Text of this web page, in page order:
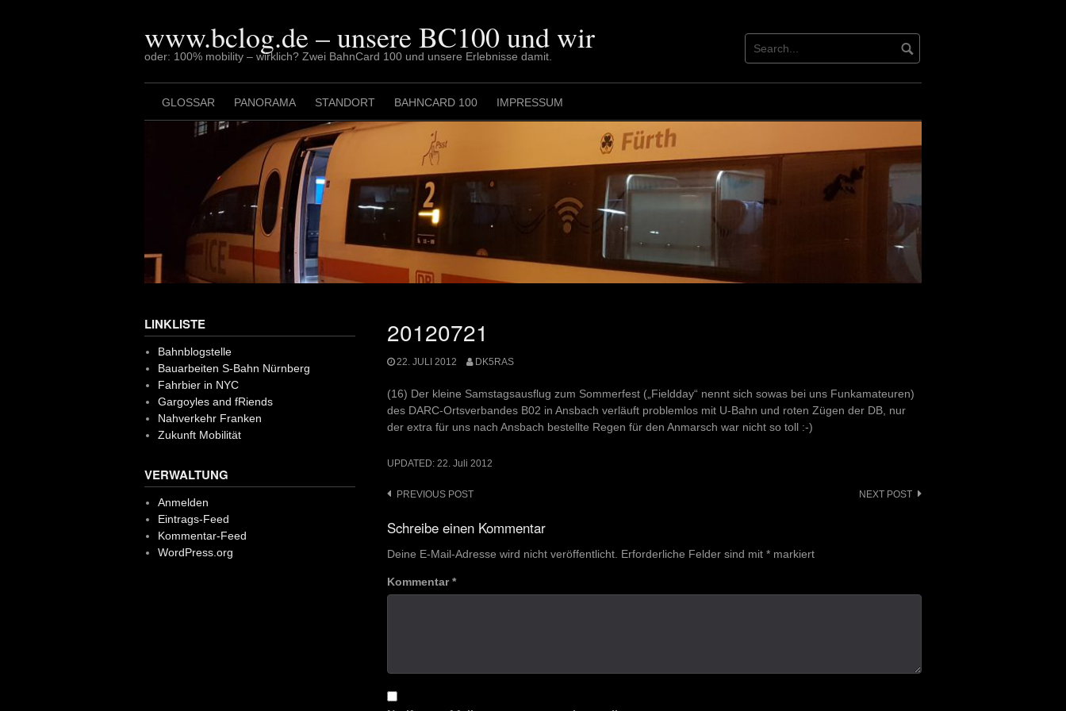
www.bclog.de – unsere BC100 und wir
oder: 100% mobility – wirklich? Zwei BahnCard 100 und unsere Erlebnisse damit.
GLOSSAR PANORAMA STANDORT BAHNCARD 100 IMPRESSUM
20120721
22. JULI 2012 DK5RAS
(16) Der kleine Samstagsausflug zum Sommerfest („Fieldday“ nennt sich sowas bei uns Funkamateuren)
des DARC-Ortsverbandes B02 in Ansbach verläuft problemlos mit U-Bahn und roten Zügen der DB, nur
der extra für uns nach Ansbach bestellte Regen für den Anmarsch war nicht so toll :-)
UPDATED: 22. Juli 2012
Post
navigation
PREVIOUS POST NEXT POST
Schreibe einen Kommentar
Deine E-Mail-Adresse wird nicht veröffentlicht. Erforderliche Felder sind mit * markiert
Kommentar*
LINKLISTE
Bahnblogstelle
Bauarbeiten S-Bahn Nürnberg
Fahrbier in NYC
Gargoyles and fRiends
Nahverkehr Franken
Zukunft Mobilität
VERWALTUNG
Anmelden
Eintrags-Feed
Kommentar-Feed
WordPress.org